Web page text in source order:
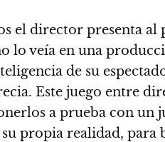
el director presenta al
lo veía en una
de su
Este juego entre
a prueba con un
propia realidad, para